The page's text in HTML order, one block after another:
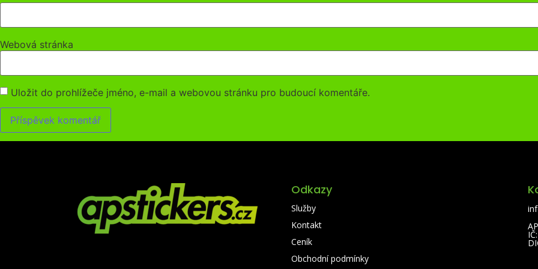
Webová stránka
Uložit do prohlížeče jméno, e-mail a webovou stránku pro budoucí komentáře.
Odkazy
Služby
Kontakt
Ceník
Obchodní podmínky